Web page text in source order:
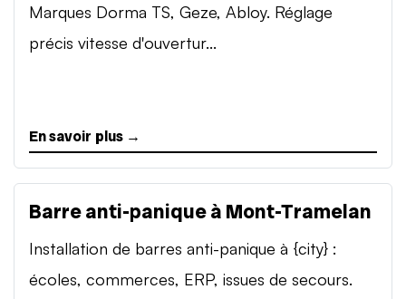
Marques Dorma TS, Geze, Abloy. Réglage
précis vitesse d'ouvertur...
En savoir plus →
Barre anti-panique à Mont-Tramelan
Installation de barres anti-panique à {city} :
écoles, commerces, ERP, issues de secours.